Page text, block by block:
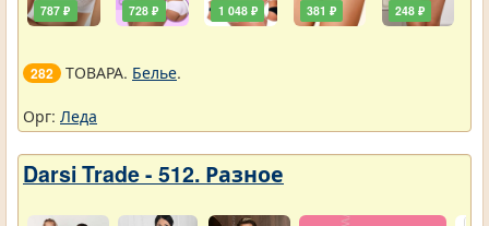
787 ₽ 728 ₽ 1 048 ₽ 381 ₽ 248 ₽
282 ТОВАРА. Белье.
Орг: Леда
Darsi Trade - 512. Разное